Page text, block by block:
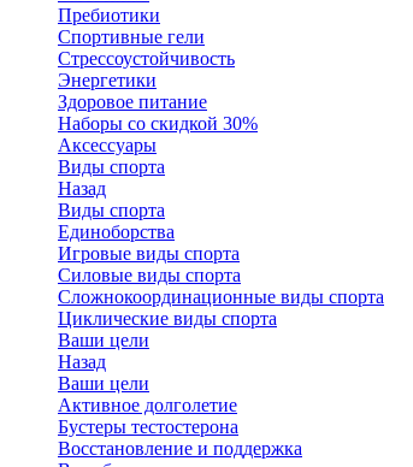
Пребиотики
Спортивные гели
Стрессоустойчивость
Энергетики
Здоровое питание
Наборы со скидкой 30%
Аксессуары
Виды спорта
Назад
Виды спорта
Единоборства
Игровые виды спорта
Силовые виды спорта
Сложнокоординационные виды спорта
Циклические виды спорта
Ваши цели
Назад
Ваши цели
Активное долголетие
Бустеры тестостерона
Восстановление и поддержка